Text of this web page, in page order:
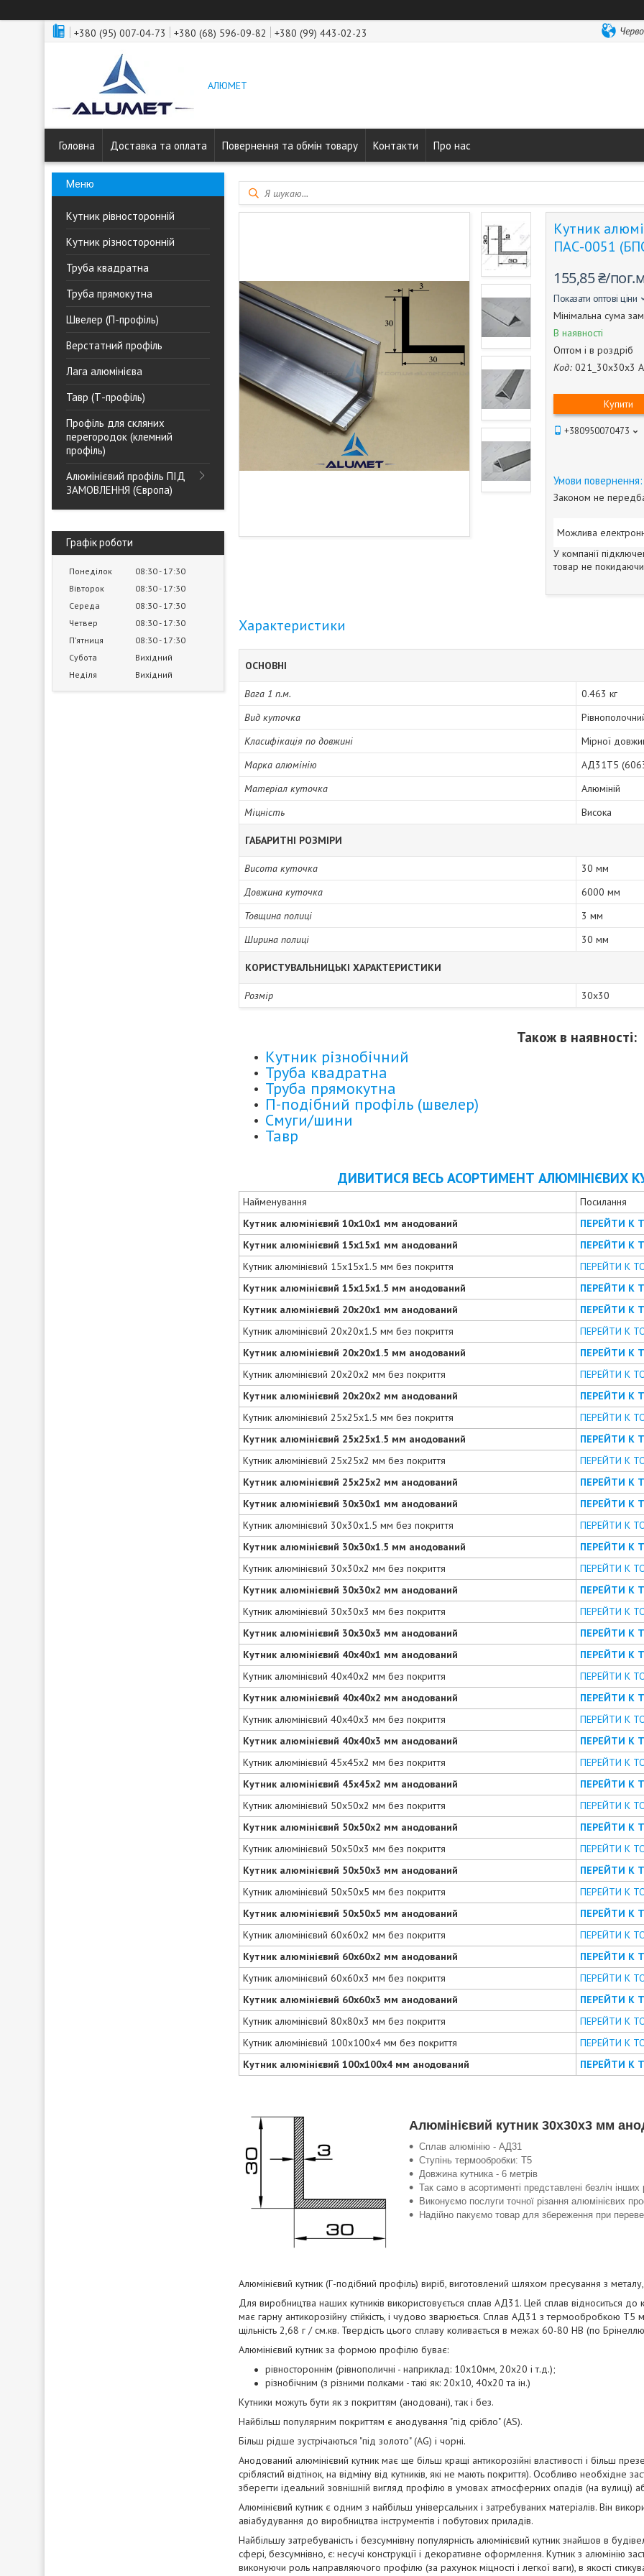
+380 (95) 007-04-73 +380 (68) 596-09-82 +380 (99) 443-02-23
АЛЮМЕТ
Головна Доставка та оплата Повернення та обмін товару Контакти Про нас
Кутник рівносторонній
Кутник різносторонній
Труба квадратна
Труба прямокутна
Швелер (П-профіль)
Верстатний профіль
Лага алюмінієва
Тавр (Т-профіль)
Профіль для скляних
перегородок (клемний
профіль)
Алюмінієвий профіль ПІД
ЗАМОВЛЕННЯ (Європа)
Графік роботи
Понеділок 08:30 17:30
Вівторок
08:30 17:30
Середа
08:30 17:30
Четвер
08:30 17:30
Пʼятниця
08:30 17:30
Субота
Вихідний
Неділя
Вихідний
Кутник
ПАС-0051
155,85 ₴/
Показати оптові ціни
Мінімальна сума
В наявності
Оптом і в роздріб
Код: 021_30х30х3
Купити
+380950070473
Законом не
У компанії
товар не покидаючи
Характеристики
ОСНОВНІ
Вага 1 п.м.
0.463 кг
Вид куточка
Класифікація по довжині
Мірної
Марка алюмінію
АД31Т5
Матеріал куточка
Алюміній
Міцність
Висока
ГАБАРИТНІ РОЗМІРИ
Висота куточка
30 мм
Довжина куточка
6000 мм
Товщина полиці
3 мм
Ширина полиці
30 мм
КОРИСТУВАЛЬНИЦЬКІ ХАРАКТЕРИСТИКИ
Розмір 30х30
Також в наявності:
Кутник різнобічний
Труба квадратна
Труба прямокутна
П-подібний профіль (швелер)
Смуги/шини
Тавр
ДИВИТИСЯ ВЕСЬ АСОРТИМЕНТ АЛЮМІНІЄВИХ
Найменування
Посилання
Кутник алюмінієвий 10х10х1 мм анодований
ПЕРЕЙТИ К
Кутник алюмінієвий 15х15х1 мм анодований
ПЕРЕЙТИ К
Кутник алюмінієвий 15х15х1.5 мм без покриття
ПЕРЕЙТИ К
Кутник алюмінієвий 15х15х1.5 мм анодований
ПЕРЕЙТИ К
Кутник алюмінієвий 20х20х1 мм анодований
ПЕРЕЙТИ К
Кутник алюмінієвий 20х20х1.5 мм без покриття
ПЕРЕЙТИ К
Кутник алюмінієвий 20х20х1.5 мм анодований
ПЕРЕЙТИ К
Кутник алюмінієвий 20х20х2 мм без покриття
ПЕРЕЙТИ К
Кутник алюмінієвий 20х20х2 мм анодований
ПЕРЕЙТИ К
Кутник алюмінієвий 25х25х1.5 мм без покриття
ПЕРЕЙТИ К
Кутник алюмінієвий 25х25х1.5 мм анодований
ПЕРЕЙТИ К
Кутник алюмінієвий 25х25х2 мм без покриття
ПЕРЕЙТИ К
Кутник алюмінієвий 25х25х2 мм анодований
ПЕРЕЙТИ К
Кутник алюмінієвий 30х30х1 мм анодований
ПЕРЕЙТИ К
Кутник алюмінієвий 30х30х1.5 мм без покриття
ПЕРЕЙТИ К
Кутник алюмінієвий 30х30х1.5 мм анодований
ПЕРЕЙТИ К
Кутник алюмінієвий 30х30х2 мм без покриття
ПЕРЕЙТИ К
Кутник алюмінієвий 30х30х2 мм анодований
ПЕРЕЙТИ К
Кутник алюмінієвий 30х30х3 мм без покриття
ПЕРЕЙТИ К
Кутник алюмінієвий 30х30х3 мм анодований
ПЕРЕЙТИ К
Кутник алюмінієвий 40х40х1 мм анодований
ПЕРЕЙТИ К
Кутник алюмінієвий 40х40х2 мм без покриття
ПЕРЕЙТИ К
Кутник алюмінієвий 40х40х2 мм анодований
ПЕРЕЙТИ К
Кутник алюмінієвий 40х40х3 мм без покриття
ПЕРЕЙТИ К
Кутник алюмінієвий 40х40х3 мм анодований
ПЕРЕЙТИ К
Кутник алюмінієвий 45х45х2 мм без покриття
ПЕРЕЙТИ К
Кутник алюмінієвий 45х45х2 мм анодований
ПЕРЕЙТИ К
Кутник алюмінієвий 50х50х2 мм без покриття
ПЕРЕЙТИ К
Кутник алюмінієвий 50х50х2 мм анодований
ПЕРЕЙТИ К
Кутник алюмінієвий 50х50х3 мм без покриття
ПЕРЕЙТИ К
Кутник алюмінієвий 50х50х3 мм анодований
ПЕРЕЙТИ К
Кутник алюмінієвий 50х50х5 мм без покриття
ПЕРЕЙТИ К
Кутник алюмінієвий 50х50х5 мм анодований
ПЕРЕЙТИ К
Кутник алюмінієвий 60х60х2 мм без покриття
ПЕРЕЙТИ К
Кутник алюмінієвий 60х60х2 мм анодований
ПЕРЕЙТИ К
Кутник алюмінієвий 60х60х3 мм без покриття
ПЕРЕЙТИ К
Кутник алюмінієвий 60х60х3 мм анодований
ПЕРЕЙТИ К
Кутник алюмінієвий 80х80х3 мм без покриття
ПЕРЕЙТИ К
Кутник алюмінієвий 100х100х4 мм без покриття
ПЕРЕЙТИ К
Кутник алюмінієвий 100х100х4 мм анодований
ПЕРЕЙТИ К
Алюмінієвий кутник 30х30х3 мм
Сплав алюмінію - АД31
Ступінь термообробки: Т5
Довжина кутника - 6 метрів
Так само в асортименті представлені безліч інших
Виконуємо послуги точної різання алюмінієвих
Надійно пакуємо товар для збереження при
Алюмінієвий кутник (Г-подібний профіль) виріб, виготовлений шляхом пресування з
Для виробництва наших кутників використовується сплав АД31. Цей сплав відноситься до
має гарну антикорозійну стійкість, і чудово зварюється. Сплав АД31 з термообробкою Т5
щільність 2,68 г / см.кв. Твердість цього сплаву коливається в межах 60-80 НВ (по
Алюмінієвий кутник за формою профілю буває:
рівностороннім (рівнополичні - наприклад: 10х10мм, 20х20 і т.д.);
різнобічним (з різними полками - такі як: 20х10, 40х20 та ін.)
Кутники можуть бути як з покриттям (анодовані), так і без.
Найбільш популярним покриттям є анодування "під срібло" (AS).
Більш рідше зустрічаються "під золото" (AG) і чорні.
Анодований алюмінієвий кутник має ще більш кращі антикорозійні властивості і більш
сріблястий відтінок, на відміну від кутників, які не мають покриття). Особливо необхідне
зберегти ідеальний зовнішній вигляд профілю в умовах атмосферних опадів (на вулиці)
Алюмінієвий кутник є одним з найбільш універсальних і затребуваних матеріалів. Він
авіабудування до виробництва інструментів і побутових приладів.
Найбільшу затребуваність і безсумнівну популярність алюмінієвий кутник знайшов в
сфері, безсумнівно, є: несучі конструкції і декоративне оформлення. Кутник з алюмінію
виконуючи роль направляючого профілю (за рахунок міцності і легкої ваги), в якості